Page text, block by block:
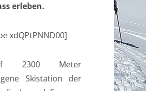
erleben.
xdQPtPNND00]
2300 Meter
Skistation der